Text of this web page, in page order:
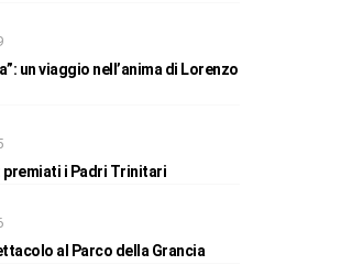
un viaggio nell’anima di Lorenzo
premiati i Padri Trinitari
al Parco della Grancia